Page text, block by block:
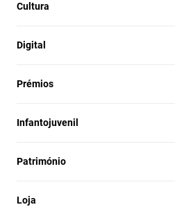
Cultura
Digital
Prémios
Infantojuvenil
Património
Loja